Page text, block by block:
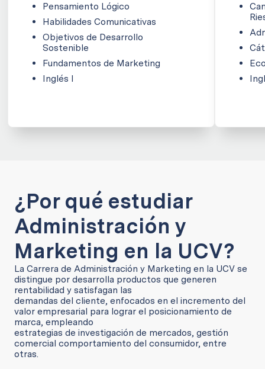
Pensamiento Lógico
Habilidades Comunicativas
Objetivos de Desarrollo
Sostenible
Fundamentos de Marketing
Inglés I
¿Por qué estudiar
Administración y
Marketing en la UCV?
La Carrera de Administración y Marketing en la UCV se
distingue por desarrolla productos que generen
rentabilidad y satisfagan las
demandas del cliente, enfocados en el incremento del
valor empresarial para lograr el posicionamiento de
marca, empleando
estrategias de investigación de mercados, gestión
comercial comportamiento del consumidor, entre
otras.